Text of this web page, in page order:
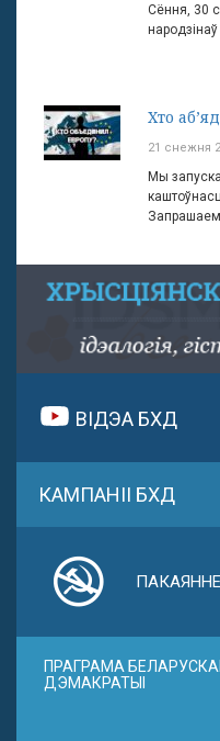
Сёння, 30
народзінаў
Хто
21 снежня
Мы
Запрашаем
ВІДЭА БХД
КАМПАНІІ БХД
ПАКАЯННЕ
ПРАГРАМА
ДЭМАКРАТЫІ